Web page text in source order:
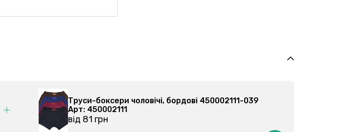
Труси-боксери чоловічі, сині 450002111-020
Арт: 450002111
від 81 грн